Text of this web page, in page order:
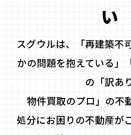
い
スグウルは、「再建築不
かの問題を抱えている」
の「訳あ
物件買取のプロ」の不
処分にお困りの不動産が